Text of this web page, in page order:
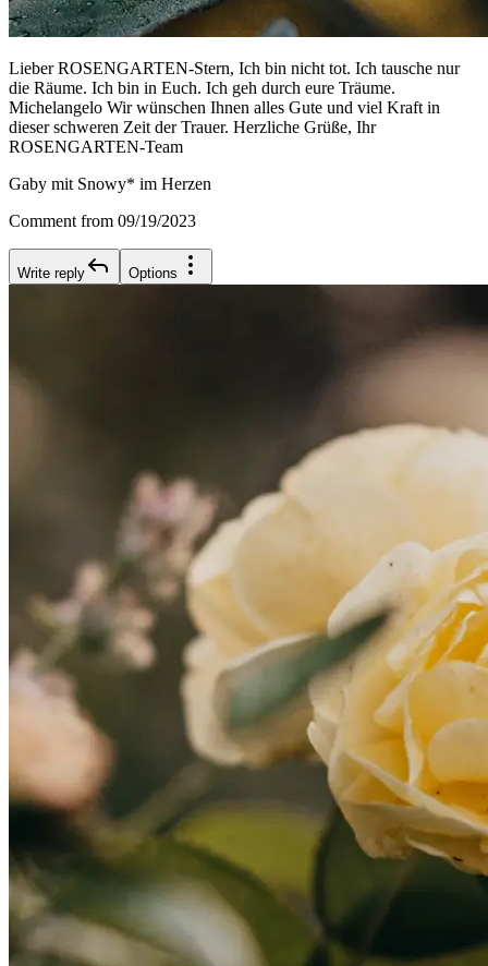
Lieber ROSENGARTEN-Stern, Ich bin nicht tot. Ich tausche nur
die Räume. Ich bin in Euch. Ich geh durch eure Träume.
Michelangelo Wir wünschen Ihnen alles Gute und viel Kraft in
dieser schweren Zeit der Trauer. Herzliche Grüße, Ihr
ROSENGARTEN-Team
Gaby mit Snowy* im Herzen
Comment from 09/19/2023
Write reply Options